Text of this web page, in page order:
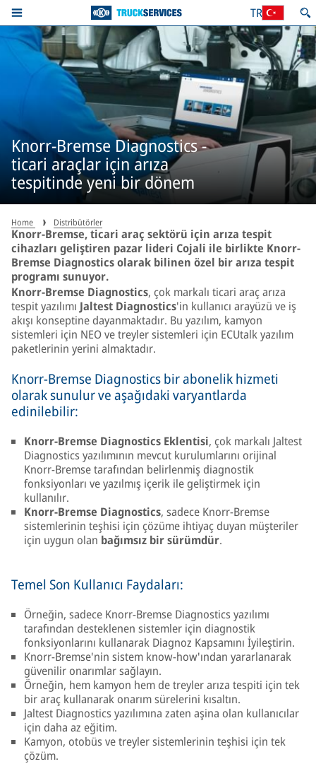
TR
Knorr-Bremse Diagnostics -
ticari araçlar için arıza
tespitinde yeni bir dönem
Home Distribütörler
Knorr-Bremse, ticari araç sektörü için arıza tespit
cihazları geliştiren pazar lideri Cojali ile birlikte Knorr-
Bremse Diagnostics olarak bilinen özel bir arıza tespit
programı sunuyor.
Knorr-Bremse Diagnostics, çok markalı ticari araç arıza
tespit yazılımı Jaltest Diagnostics'in kullanıcı arayüzü ve iş
akışı konseptine dayanmaktadır. Bu yazılım, kamyon
sistemleri için NEO ve treyler sistemleri için ECUtalk yazılım
paketlerinin yerini almaktadır.
Knorr-Bremse Diagnostics bir abonelik hizmeti
olarak sunulur ve aşağıdaki varyantlarda
edinilebilir:
Knorr-Bremse Diagnostics Eklentisi, çok markalı Jaltest
Diagnostics yazılımının mevcut kurulumlarını orijinal
Knorr-Bremse tarafından belirlenmiş diagnostik
fonksiyonları ve yazılmış içerik ile geliştirmek için
kullanılır.
Knorr-Bremse Diagnostics, sadece Knorr-Bremse
sistemlerinin teşhisi için çözüme ihtiyaç duyan müşteriler
için uygun olan bağımsız bir sürümdür.
Temel Son Kullanıcı Faydaları:
Örneğin, sadece Knorr-Bremse Diagnostics yazılımı
tarafından desteklenen sistemler için diagnostik
fonksiyonlarını kullanarak Diagnoz Kapsamını İyileştirin.
Knorr-Bremse'nin sistem know-how'ından yararlanarak
güvenilir onarımlar sağlayın.
Örneğin, hem kamyon hem de treyler arıza tespiti için tek
bir araç kullanarak onarım sürelerini kısaltın.
Jaltest Diagnostics yazılımına zaten aşina olan kullanıcılar
için daha az eğitim.
Kamyon, otobüs ve treyler sistemlerinin teşhisi için tek
çözüm.